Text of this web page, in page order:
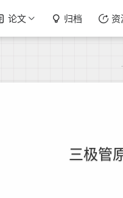
论文 归档 资
三极管